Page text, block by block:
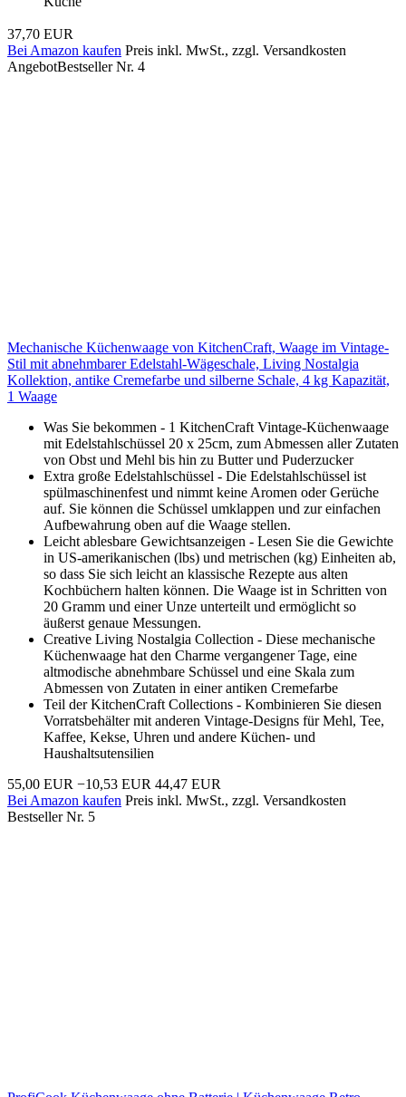
37,70 EUR
Bei Amazon kaufen Preis inkl. MwSt., zzgl. Versandkosten
AngebotBestseller Nr. 4
Mechanische Küchenwaage von KitchenCraft, Waage im Vintage-
Stil mit abnehmbarer Edelstahl-Wägeschale, Living Nostalgia
Kollektion, antike Cremefarbe und silberne Schale, 4 kg Kapazität,
1 Waage
Was Sie bekommen - 1 KitchenCraft Vintage-Küchenwaage
mit Edelstahlschüssel 20 x 25cm, zum Abmessen aller Zutaten
von Obst und Mehl bis hin zu Butter und Puderzucker
Extra große Edelstahlschüssel - Die Edelstahlschüssel ist
spülmaschinenfest und nimmt keine Aromen oder Gerüche
auf. Sie können die Schüssel umklappen und zur einfachen
Aufbewahrung oben auf die Waage stellen.
Leicht ablesbare Gewichtsanzeigen - Lesen Sie die Gewichte
in US-amerikanischen (lbs) und metrischen (kg) Einheiten ab,
so dass Sie sich leicht an klassische Rezepte aus alten
Kochbüchern halten können. Die Waage ist in Schritten von
20 Gramm und einer Unze unterteilt und ermöglicht so
äußerst genaue Messungen.
Creative Living Nostalgia Collection - Diese mechanische
Küchenwaage hat den Charme vergangener Tage, eine
altmodische abnehmbare Schüssel und eine Skala zum
Abmessen von Zutaten in einer antiken Cremefarbe
Teil der KitchenCraft Collections - Kombinieren Sie diesen
Vorratsbehälter mit anderen Vintage-Designs für Mehl, Tee,
Kaffee, Kekse, Uhren und andere Küchen- und
Haushaltsutensilien
55,00 EUR −10,53 EUR 44,47 EUR
Bei Amazon kaufen Preis inkl. MwSt., zzgl. Versandkosten
Bestseller Nr. 5